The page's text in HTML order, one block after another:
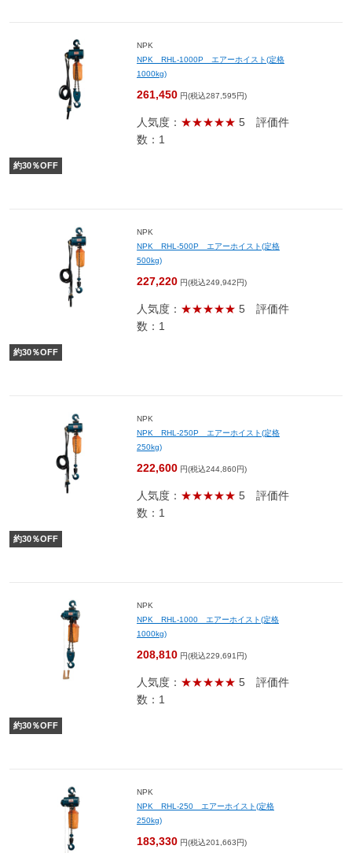
NPK
NPK RHL-1000P エアーホイスト(定格
1000kg)
261,450 円(税込287,595円)
人気度： ★★★★★ 5 評価件
数：1
約30％OFF
NPK
NPK RHL-500P エアーホイスト(定格
500kg)
227,220 円(税込249,942円)
人気度： ★★★★★ 5 評価件
数：1
約30％OFF
NPK
NPK RHL-250P エアーホイスト(定格
250kg)
222,600 円(税込244,860円)
人気度： ★★★★★ 5 評価件
数：1
約30％OFF
NPK
NPK RHL-1000 エアーホイスト(定格
1000kg)
208,810 円(税込229,691円)
人気度： ★★★★★ 5 評価件
数：1
約30％OFF
NPK
NPK RHL-250 エアーホイスト(定格
250kg)
183,330 円(税込201,663円)